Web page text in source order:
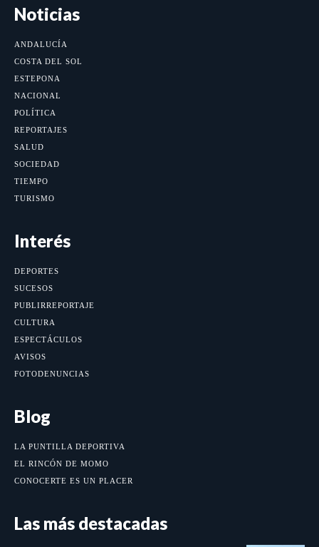
Noticias
ANDALUCÍA
COSTA DEL SOL
ESTEPONA
NACIONAL
POLÍTICA
REPORTAJES
SALUD
SOCIEDAD
TIEMPO
TURISMO
Interés
DEPORTES
SUCESOS
PUBLIRREPORTAJE
CULTURA
ESPECTÁCULOS
AVISOS
FOTODENUNCIAS
Blog
LA PUNTILLA DEPORTIVA
EL RINCÓN DE MOMO
CONOCERTE ES UN PLACER
Las más destacadas